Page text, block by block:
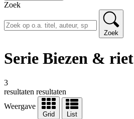
Zoek
Zoek
Serie Biezen & riet
3
resultaten resultaten
Weergave
Grid List